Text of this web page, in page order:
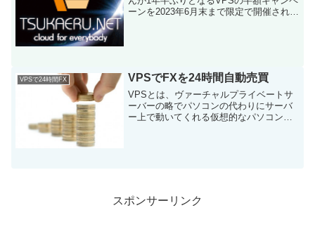
ーンを2023年6月末まで限定で開催されま
VPSで24時間FX VPSでFXを24時間自動売買
VPSとは、ヴァーチャルプライベートサ
ーバーの略でパソコンの代わりにサーバ
ー上で動いてくれる仮想的なパソコン画
スポンサーリンク